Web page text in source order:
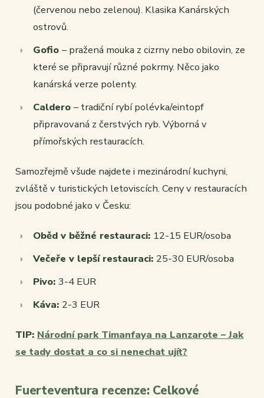
(červenou nebo zelenou). Klasika Kanárských
ostrovů.
Gofio – pražená mouka z cizrny nebo obilovin, ze
které se připravují různé pokrmy. Něco jako
kanárská verze polenty.
Caldero – tradiční rybí polévka/eintopf
připravovaná z čerstvých ryb. Výborná v
přímořských restauracích.
Samozřejmě všude najdete i mezinárodní kuchyni,
zvláště v turistických letoviscích. Ceny v restauracích
jsou podobné jako v Česku:
Oběd v běžné restauraci: 12-15 EUR/osoba
Večeře v lepší restauraci: 25-30 EUR/osoba
Pivo: 3-4 EUR
Káva: 2-3 EUR
TIP: Národní park Timanfaya na Lanzarote – Jak
se tady dostat a co si nenechat ujít?
Fuerteventura recenze: Celkové